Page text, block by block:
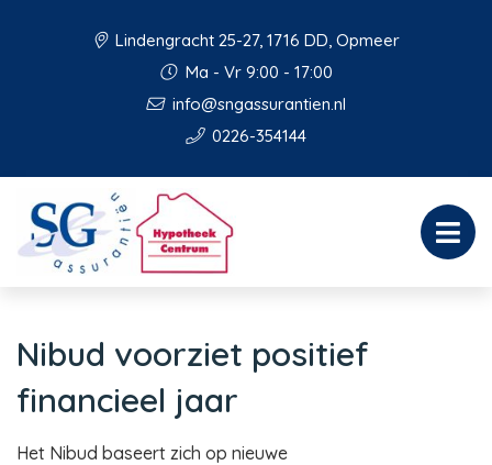
Lindengracht 25-27, 1716 DD, Opmeer
Ma - Vr 9:00 - 17:00
info@sngassurantien.nl
0226-354144
Nibud voorziet positief
financieel jaar
Het Nibud baseert zich op nieuwe